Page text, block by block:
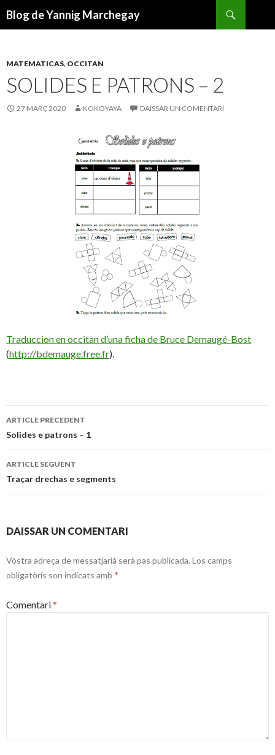
Blog de Yannig Marchegay
PRINCIPAL
MATEMATICAS, OCCITAN
SOLIDES E PATRONS – 2
27 MARÇ 2020 KOKOYAYA DAISSAR UN COMENTARI
Traduccion en occitan d’una ficha de Bruce Demaugé-Bost
(http://bdemauge.free.fr).
Navigacion
dels
articles
ARTICLE PRECEDENT
Solides e patrons – 1
ARTICLE SEGUENT
Traçar drechas e segments
DAISSAR UN COMENTARI
Vòstra adreça de messatjariá serà pas publicada. Los camps
obligatòris son indicats amb *
Comentari*